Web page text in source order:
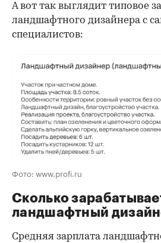
А вот так выглядит типовое
ландшафтного дизайнера с
специалистов:
Фото: www.profi.ru
Сколько
ландшафтный
Средняя зарплата